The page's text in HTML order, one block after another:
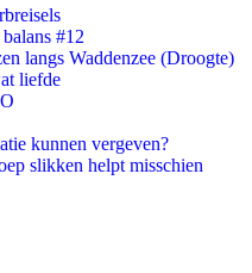
#12
langs Waddenzee (Droogte)
liefde
kunnen vergeven?
slikken helpt misschien